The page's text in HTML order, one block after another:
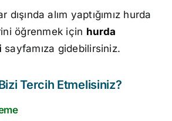
alım yaptığımız hurda
öğrenmek için hurda
sayfamıza gidebilirsiniz.
Tercih Etmelisiniz?